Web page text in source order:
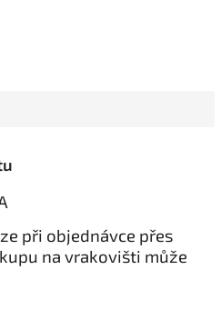
při objednávce přes
na vrakovišti může